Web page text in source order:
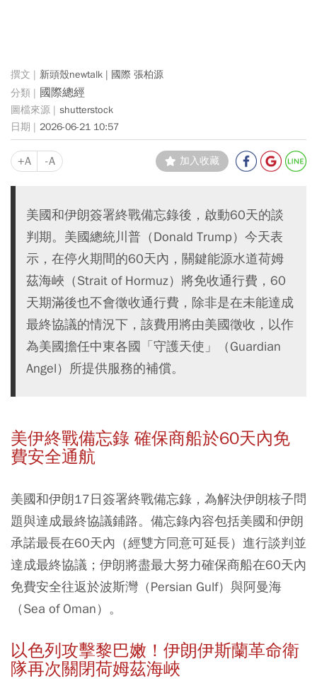
新頭殼newtalk | 國際 張柏源
國際總經
shutterstock
2026-06-21 10:57
+A -A 加入收藏
美國和伊朗簽署終戰備忘錄後，啟動60天的談
判期。美國總統川普（Donald Trump）今天表
示，在停火期間的60天內，關鍵能源水道荷姆
茲海峽（Strait of Hormuz）將免收通行費，60
天期滿後也不會徵收通行費，除非是在未能達成
最終協議的情況下，該費用將由美國徵收，以作
為美國擔任中東各國「守護天使」（Guardian
Angel）所提供服務的補償。
美伊終戰備忘錄 確保商船於60天內免
費安全通航
美國和伊朗17日簽署終戰備忘錄，為解決伊朗核子問
題與達成最終協議鋪路。備忘錄內容包括美國和伊朗
承諾最長在60天內（經雙方同意可延長）進行談判並
達成最終協議；伊朗將盡最大努力確保商船在60天內
免費安全往返於波斯灣（Persian Gulf）與阿曼海
（Sea of Oman）。
以色列攻擊黎巴嫩！伊朗伊斯蘭革命衛
隊再次關閉荷姆茲海峽